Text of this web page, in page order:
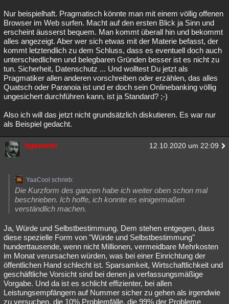
Nur beispielhaft. Pragmatisch könnte man mit einem völlig offenen
Browser im Web surfen. Macht auf den ersten Blick ja Sinn und
erscheint äusserst bequem. Man kommt überall hin und bekommt
alles angezeigt. Aber wer sich etwas mit der Materie befasst, der
kommt letztendlich zu dem Schluss, dass es eventuell doch auch
unterschiedlichen und belegbaren Gründen besser ist es nicht zu
tun. Sicherheit, Datenschutz ... Und wolltest Du jetzt als
Pragmatiker allen anderen vorschreiben oder erzählen, das alles
Quatsch oder Paranoia ist und er doch sein Onlinebanking völlig
ungesichert durchführen kann, ist ja Standard? ;-)
Also ich will das jetzt nicht grundsätzlich diskutieren. Es war nur
als Beispiel gedacht.
bgeoweh 12.10.2020 um 22:09
YaaCool schrieb:
Die Kurzform des ganzen habe ich weiter oben schon mal
beschrieben. Ich hoffe, ich konnte es einigermaßen
verständlich machen.
Ja, Würde und Selbstbestimmung. Dem stehen entgegen, dass
diese spezielle Form von "Würde und Selbstbestimmung"
hunderttausende, wenn nicht Millionen, vermeidbare Mehrkosten
im Monat verursachen würden, was bei einer Einrichtung der
öffentlichen Hand schlecht ist. Sparsamkeit, Wirtschaftlichkeit und
geschäftliche Vorsicht sind bei denen ja verfassungsmäßige
Vorgabe. Und da ist es schlicht effizienter, bei allen
Leistungsempfängern auf Nummer sicher zu gehen als irgendwie
zu versuchen, die 10% Problemfälle, die 99% der Probleme